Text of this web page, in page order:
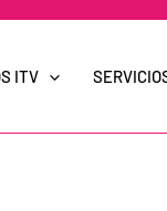
ITV